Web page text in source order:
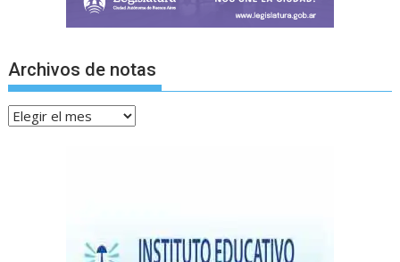
Archivos de notas
Archivos